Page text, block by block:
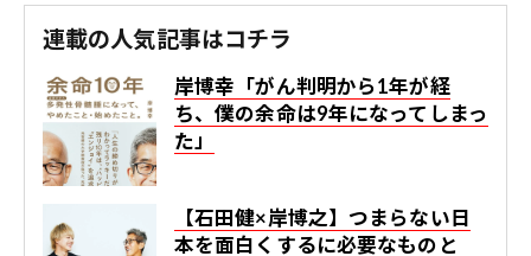
連載の人気記事はコチラ
岸博幸「がん判明から1年が経
ち、僕の余命は9年になってしまっ
た」
【石田健×岸博之】つまらない日
本を面白くするに必要なものと